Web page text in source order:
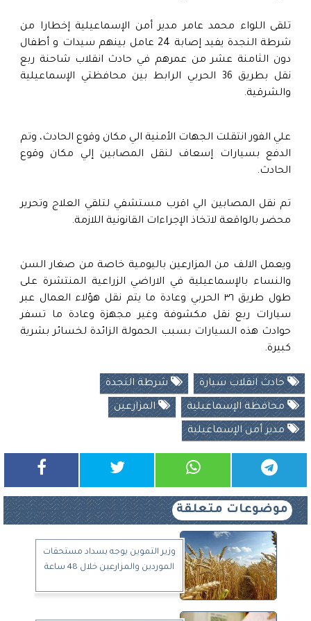
تلقى اللواء محمد عامر مدير أمن الإسماعيلية إخطارا من
شرطة النجدة يفيد إصابة 24 عامل بينهم سيدات و أطفال
دون الثامنة عشر من عمرهم في حادث انقلاب شاحنة ربع
نقل بطريق 36 الحربي الرابط بين محافظتي الإسماعيلية
والشرقية.
علي الفور انتقلت الجهات الأمنية الي مكان وقوع الحادث، وتم
الدفع بسيارات إسعاف لنقل المصابين إلي مكان وقوع
الحادث.
تم نقل المصابين الي اقرب مستشفي لتلقي العلاج وتحرير
محضر بالواقعة لاتخاذ الإجراءات القانونية اللازمة.
ويعمل الالف من المزارعين باليومية خاصة من صغار السن
والنساء بالإسماعيلية في الاراضي الزراعية المنتشرة على
طول طريق ٣٦ الحربي وعادة ما يتم نقل هؤلاء العمال عبر
سيارات ربع نقل مكشوفة وغير مجهزة وعادة ما تسفر
حوادث هذه السيارات بسبب الحمولة الزائدة لخسائر بشرية
كبيرة.
حادث انقلاب سيارة شرطة النجدة
محافظة الإسماعيلية المزارعين
مدير أمن الإسماعيلية
موضوعات متعلقة
وزير التموين يوجه بسداد مستحقات
الموردين والمزارعين خلال 48 ساعة